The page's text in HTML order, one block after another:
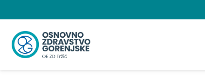
na
vsebino